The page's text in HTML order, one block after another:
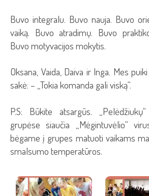
Buvo integralu. Buvo nauja. Buvo
vaiką. Buvo atradimų. Buvo
Buvo motyvacijos mokytis.
Oksana, Vaida, Daiva ir Inga. Mes
sakė: – „Tokia komanda gali viską“.
P.S: Būkite atsargūs.
grupėse siaučia „Mėgintuvėlio“
bėgame į grupes matuoti vaikams
smalsumo temperatūros.